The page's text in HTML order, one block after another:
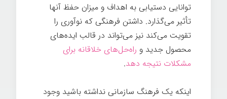
توانایی دستیابی به اهداف و میزان حفظ آنها
تأثیر می‌گذارد. داشتن فرهنگی که نوآوری را
تقویت می‌کند نیز می‌تواند در قالب ایده‌های
محصول جدید و راه‌حل‌های خلاقانه برای
مشکلات نتیجه دهد.
اینکه یک فرهنگ سازمانی نداشته باشید وجود